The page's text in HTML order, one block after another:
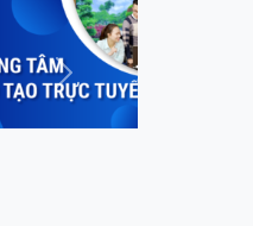
Next